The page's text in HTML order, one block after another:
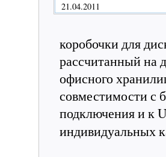
21.04.2011
коробочки для
рассчитанный на
офисного
совместимости с
подключения и к
индивидуальных